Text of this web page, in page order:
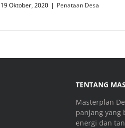
19 Oktober, 2020 | Penataan Desa
TENTANG
Masterplan
panjang yang
energi dan